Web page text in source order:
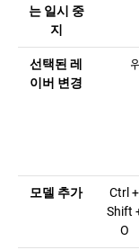
는 일시 중
지
선택된 레
이버 변경
모델 추가
Ctrl +
Shift
O